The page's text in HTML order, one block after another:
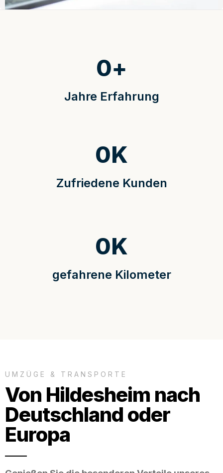
Jahre Erfahrung
0+
Zufriedene Kunden
0K
gefahrene Kilometer
0K
UMZÜGE & TRANSPORTE
Von Hildesheim nach
Deutschland oder
Europa